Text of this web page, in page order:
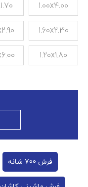
1.00x4.00
1.60x2.30
1.20x1.80
فرش 700 شانه